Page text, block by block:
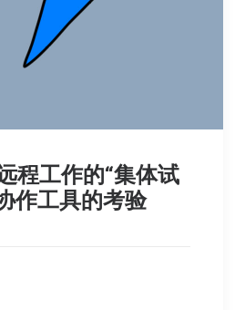
程工作的“集体试
作工具的考验